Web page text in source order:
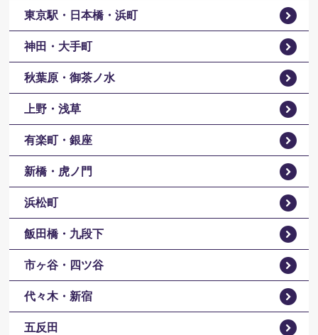
東京駅・日本橋・浜町
神田・大手町
秋葉原・御茶ノ水
上野・浅草
有楽町・銀座
新橋・虎ノ門
浜松町
飯田橋・九段下
市ヶ谷・四ツ谷
代々木・新宿
五反田